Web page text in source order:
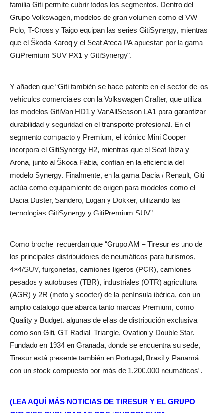
familia Giti permite cubrir todos los segmentos. Dentro del
Grupo Volkswagen, modelos de gran volumen como el VW
Polo, T-Cross y Taigo equipan las series GitiSynergy, mientras
que el Škoda Karoq y el Seat Ateca PA apuestan por la gama
GitiPremium SUV PX1 y GitiSynergy”.
Y añaden que “Giti también se hace patente en el sector de los
vehículos comerciales con la Volkswagen Crafter, que utiliza
los modelos GitiVan HD1 y VanAllSeason LA1 para garantizar
durabilidad y seguridad en el transporte profesional. En el
segmento compacto y Premium, el icónico Mini Cooper
incorpora el GitiSynergy H2, mientras que el Seat Ibiza y
Arona, junto al Škoda Fabia, confían en la eficiencia del
modelo Synergy. Finalmente, en la gama Dacia / Renault, Giti
actúa como equipamiento de origen para modelos como el
Dacia Duster, Sandero, Logan y Dokker, utilizando las
tecnologías GitiSynergy y GitiPremium SUV”.
Como broche, recuerdan que “Grupo AM – Tiresur es uno de
los principales distribuidores de neumáticos para turismos,
4×4/SUV, furgonetas, camiones ligeros (PCR), camiones
pesados y autobuses (TBR), industriales (OTR) agricultura
(AGR) y 2R (moto y scooter) de la península ibérica, con un
amplio catálogo que abarca tanto marcas Premium, como
Quality y Budget, algunas de ellas de distribución exclusiva
como son Giti, GT Radial, Triangle, Ovation y Double Star.
Fundado en 1934 en Granada, donde se encuentra su sede,
Tiresur está presente también en Portugal, Brasil y Panamá
con un stock compuesto por más de 1.200.000 neumáticos”.
(LEA AQUÍ MÁS NOTICIAS DE TIRESUR Y EL GRUPO